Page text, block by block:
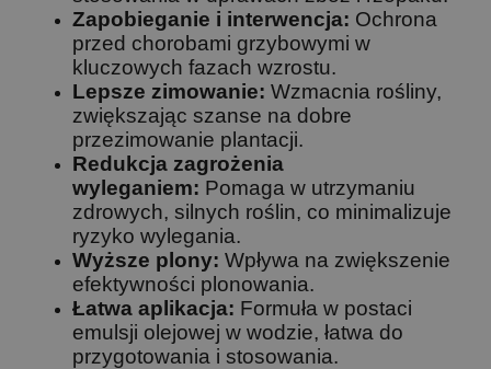
Zapobieganie i interwencja: Ochrona
przed chorobami grzybowymi w
kluczowych fazach wzrostu.
Lepsze zimowanie: Wzmacnia rośliny,
zwiększając szanse na dobre
przezimowanie plantacji.
Redukcja zagrożenia
wyleganiem: Pomaga w utrzymaniu
zdrowych, silnych roślin, co minimalizuje
ryzyko wylegania.
Wyższe plony: Wpływa na zwiększenie
efektywności plonowania.
Łatwa aplikacja: Formuła w postaci
emulsji olejowej w wodzie, łatwa do
przygotowania i stosowania.